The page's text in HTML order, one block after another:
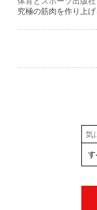
究極の筋肉を作り上